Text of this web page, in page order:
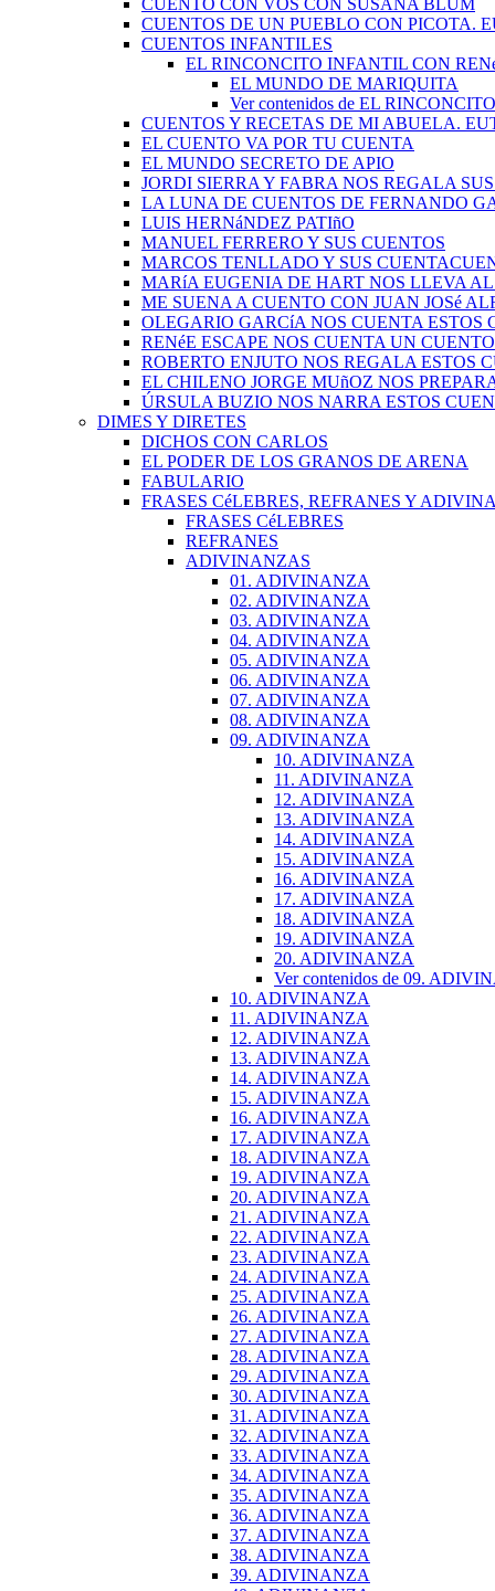
CUENTOS DE UN PUEBLO CON PICOTA.
CUENTOS INFANTILES
EL RINCONCITO INFANTIL CON
EL MUNDO DE MARIQUITA
Ver contenidos de EL
CUENTOS Y RECETAS DE MI ABUELA.
EL CUENTO VA POR TU CUENTA
EL MUNDO SECRETO DE APIO
JORDI SIERRA Y FABRA NOS REGALA
LA LUNA DE CUENTOS DE FERNANDO
LUIS HERNáNDEZ PATIñO
MANUEL FERRERO Y SUS CUENTOS
MARCOS TENLLADO Y SUS
MARíA EUGENIA DE HART NOS LLEVA
ME SUENA A CUENTO CON JUAN JOSé
OLEGARIO GARCíA NOS CUENTA ESTOS
RENéE ESCAPE NOS CUENTA UN CUENTO
ROBERTO ENJUTO NOS REGALA ESTOS
EL CHILENO JORGE MUñOZ NOS
ÚRSULA BUZIO NOS NARRA ESTOS
DIMES Y DIRETES
DICHOS CON CARLOS
EL PODER DE LOS GRANOS DE ARENA
FABULARIO
FRASES CéLEBRES, REFRANES Y
FRASES CéLEBRES
REFRANES
ADIVINANZAS
01. ADIVINANZA
02. ADIVINANZA
03. ADIVINANZA
04. ADIVINANZA
05. ADIVINANZA
06. ADIVINANZA
07. ADIVINANZA
08. ADIVINANZA
09. ADIVINANZA
10. ADIVINANZA
11. ADIVINANZA
12. ADIVINANZA
13. ADIVINANZA
14. ADIVINANZA
15. ADIVINANZA
16. ADIVINANZA
17. ADIVINANZA
18. ADIVINANZA
19. ADIVINANZA
20. ADIVINANZA
Ver contenidos de 09.
10. ADIVINANZA
11. ADIVINANZA
12. ADIVINANZA
13. ADIVINANZA
14. ADIVINANZA
15. ADIVINANZA
16. ADIVINANZA
17. ADIVINANZA
18. ADIVINANZA
19. ADIVINANZA
20. ADIVINANZA
21. ADIVINANZA
22. ADIVINANZA
23. ADIVINANZA
24. ADIVINANZA
25. ADIVINANZA
26. ADIVINANZA
27. ADIVINANZA
28. ADIVINANZA
29. ADIVINANZA
30. ADIVINANZA
31. ADIVINANZA
32. ADIVINANZA
33. ADIVINANZA
34. ADIVINANZA
35. ADIVINANZA
36. ADIVINANZA
37. ADIVINANZA
38. ADIVINANZA
39. ADIVINANZA